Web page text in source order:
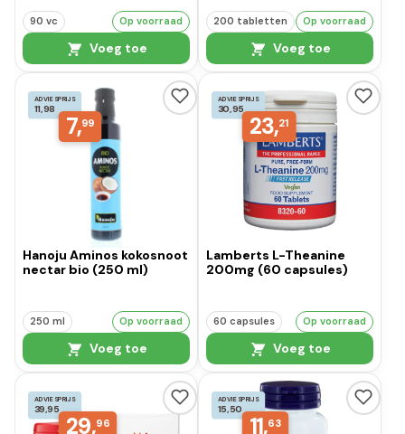
90 vc Op voorraad
Voeg toe
200 tabletten Op voorraad
Voeg toe
ADVIESPRIJS
11,98
7,99
Hanoju Aminos kokosnoot
nectar bio (250 ml)
250 ml Op voorraad
Voeg toe
ADVIESPRIJS
30,95
23,21
Lamberts L-Theanine
200mg (60 capsules)
60 capsules Op voorraad
Voeg toe
ADVIESPRIJS
39,95
29,96
ADVIESPRIJS
15,50
11,63